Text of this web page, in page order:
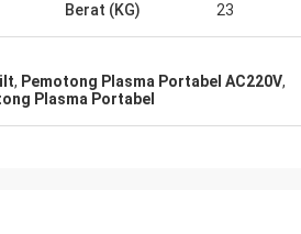
Berat (KG) 23
, Pemotong Plasma Portabel AC220V,
Plasma Portabel